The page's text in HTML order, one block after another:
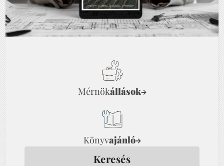
Mérnökállások→
Könyvajánló→
Keresés